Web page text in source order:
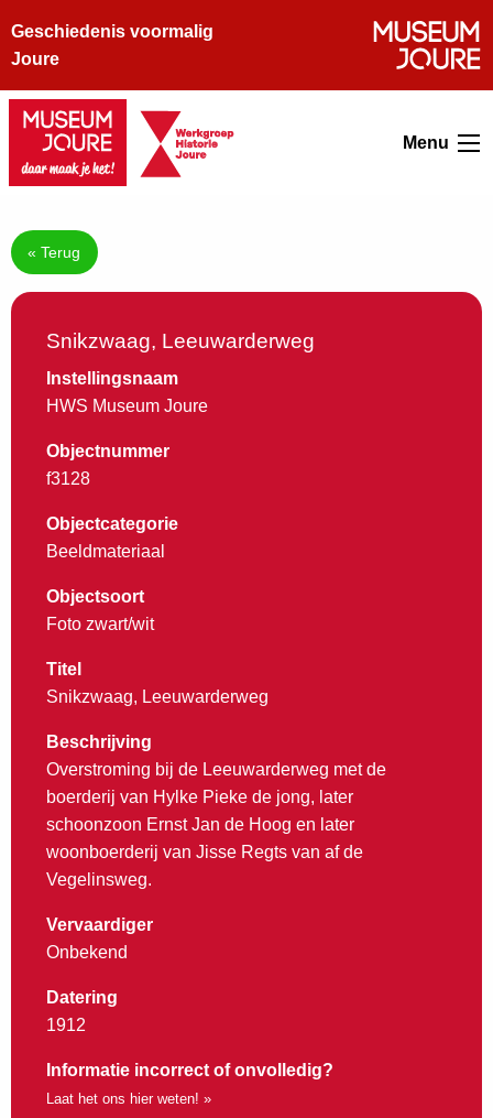
Geschiedenis voormalig
Joure
Menu
« Terug
Snikzwaag, Leeuwarderweg
Instellingsnaam
HWS Museum Joure
Objectnummer
f3128
Objectcategorie
Beeldmateriaal
Objectsoort
Foto zwart/wit
Titel
Snikzwaag, Leeuwarderweg
Beschrijving
Overstroming bij de Leeuwarderweg met de
boerderij van Hylke Pieke de jong, later
schoonzoon Ernst Jan de Hoog en later
woonboerderij van Jisse Regts van af de
Vegelinsweg.
Vervaardiger
Onbekend
Datering
1912
Informatie incorrect of onvolledig?
Laat het ons hier weten! »